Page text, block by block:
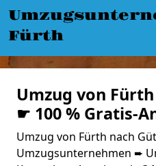
Fürth
Umzug von
☛ 100 % Gratis-
Umzug von Fürth nach
Umzugsunternehmen ➨